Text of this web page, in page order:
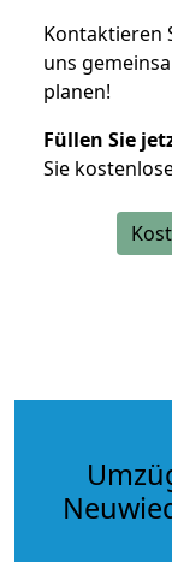
Kontaktieren
uns
planen!
Füllen Sie
Sie